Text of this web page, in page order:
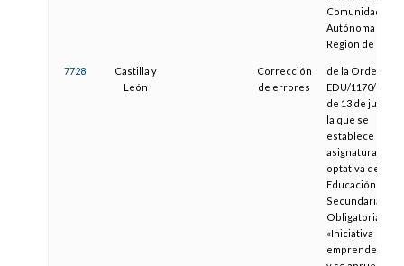
Comunidad
Autónoma de la
Región de
7728
Castilla y
León
Corrección
de errores
de la Orden
EDU/1170/2004,
de 13 de julio,
la que se
establece la
asignatura
optativa de
Educación
Secundaria
Obligatoria
«Iniciativa
emprendedora»